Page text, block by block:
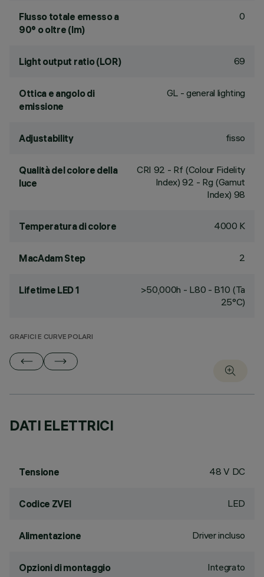
Flusso totale emesso a
90° o oltre (lm)
0
Light output ratio (LOR) 69
Ottica e angolo di
emissione
GL - general lighting
Adjustability fisso
Qualità del colore della
luce
CRI 92 - Rf (Colour Fidelity
Index) 92 - Rg (Gamut
Index) 98
Temperatura di colore 4000 K
MacAdam Step 2
Lifetime LED 1
>50,000h - L80 - B10 (Ta
25°C)
GRAFICI E CURVE POLARI
DATI ELETTRICI
Tensione 48 V DC
Codice ZVEI LED
Alimentazione Driver incluso
Opzioni di montaggio Integrato